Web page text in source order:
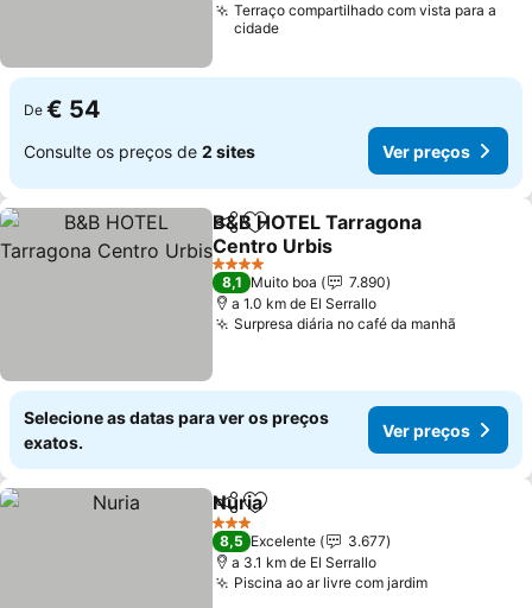
Terraço compartilhado com vista para a
cidade
De € 54
Consulte os preços de 2 sites Ver preços
PartilharAdicionar aos favoritos
B&B HOTEL Tarragona
Centro Urbis
Ver preços
4 Estrelas
8,1 Muito boa
7.890
a 1.0 km de El Serrallo
Surpresa diária no café da manhã
Selecione as datas para ver os preços
exatos.
Ver preços
PartilharAdicionar aos favoritos
Nuria
3 Estrelas
8,5 Excelente
3.677
a 3.1 km de El Serrallo
Piscina ao ar livre com jardimVer preços